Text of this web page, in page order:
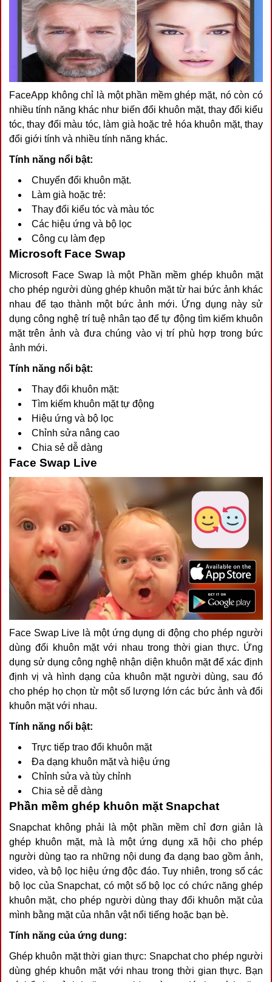
FaceApp không chỉ là một phần mềm ghép mặt, nó còn có
nhiều tính năng khác như biến đổi khuôn mặt, thay đổi kiểu
tóc, thay đổi màu tóc, làm già hoặc trẻ hóa khuôn mặt, thay
đổi giới tính và nhiều tính năng khác.
Tính năng nổi bật:
Chuyển đổi khuôn mặt.
Làm già hoặc trẻ:
Thay đổi kiểu tóc và màu tóc
Các hiệu ứng và bộ lọc
Công cụ làm đẹp
Microsoft Face Swap
Microsoft Face Swap là một Phần mềm ghép khuôn mặt
cho phép người dùng ghép khuôn mặt từ hai bức ảnh khác
nhau để tạo thành một bức ảnh mới. Ứng dụng này sử
dụng công nghệ trí tuệ nhân tạo để tự động tìm kiếm khuôn
mặt trên ảnh và đưa chúng vào vị trí phù hợp trong bức
ảnh mới.
Tính năng nổi bật:
Thay đổi khuôn mặt:
Tìm kiếm khuôn mặt tự động
Hiệu ứng và bộ lọc
Chỉnh sửa nâng cao
Chia sẻ dễ dàng
Face Swap Live
Face Swap Live là một ứng dụng di động cho phép người
dùng đổi khuôn mặt với nhau trong thời gian thực. Ứng
dụng sử dụng công nghệ nhận diện khuôn mặt để xác định
định vị và hình dạng của khuôn mặt người dùng, sau đó
cho phép họ chọn từ một số lượng lớn các bức ảnh và đổi
khuôn mặt với nhau.
Tính năng nổi bật:
Trực tiếp trao đổi khuôn mặt
Đa dạng khuôn mặt và hiệu ứng
Chỉnh sửa và tùy chỉnh
Chia sẻ dễ dàng
Phần mềm ghép khuôn mặt Snapchat
Snapchat không phải là một phần mềm chỉ đơn giản là
ghép khuôn mặt, mà là một ứng dụng xã hội cho phép
người dùng tạo ra những nội dung đa dạng bao gồm ảnh,
video, và bộ lọc hiệu ứng độc đáo. Tuy nhiên, trong số các
bộ lọc của Snapchat, có một số bộ lọc có chức năng ghép
khuôn mặt, cho phép người dùng thay đổi khuôn mặt của
mình bằng mặt của nhân vật nổi tiếng hoặc bạn bè.
Tính năng của ứng dung:
Ghép khuôn mặt thời gian thực: Snapchat cho phép người
dùng ghép khuôn mặt với nhau trong thời gian thực. Bạn